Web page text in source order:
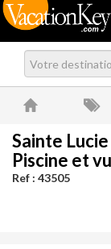
Sainte
Piscine et
Ref : 43505